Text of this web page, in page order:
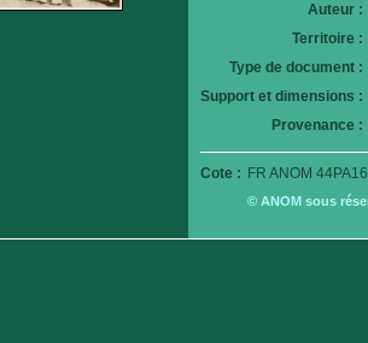
Auteur :
Territoire :
Type de document :
Support et dimensions :
Provenance :
Cote : FR ANOM
© ANOM sous